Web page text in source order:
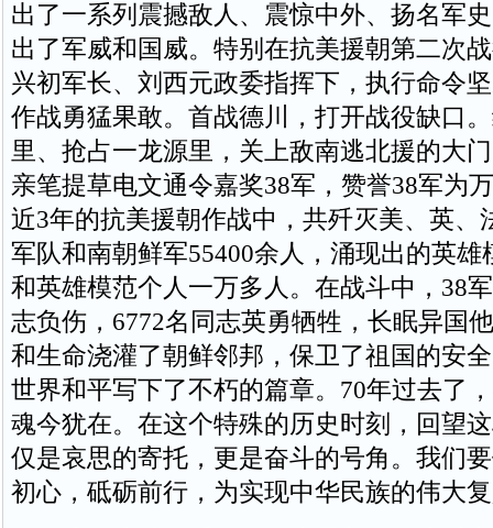
出了一系列震撼敌人、震惊中外、扬名军
出了军威和国威。特别在抗美援朝第二次
兴初军长、刘西元政委指挥下，执行命令
作战勇猛果敢。首战德川，打开战役缺口
里、抢占一龙源里，关上敌南逃北援的大
亲笔提草电文通令嘉奖38军，赞誉38军为
近3年的抗美援朝作战中，共歼灭美、英、
军队和南朝鲜军55400余人，涌现出的英雄
和英雄模范个人一万多人。在战斗中，38
志负伤，6772名同志英勇牺牲，长眠异国
和生命浇灌了朝鲜邻邦，保卫了祖国的安
世界和平写下了不朽的篇章。70年过去了
魂今犹在。在这个特殊的历史时刻，回望
仅是哀思的寄托，更是奋斗的号角。我们
初心，砥砺前行，为实现中华民族的伟大